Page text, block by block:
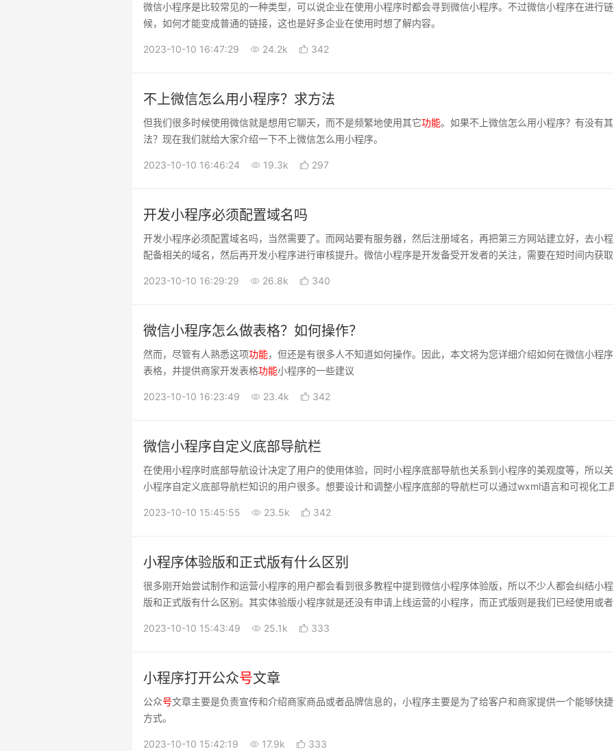
微信小程序是比较常见的一种类型，可以说企业在使用小程序时都会寻到微信小程序。不过微信小程序在进行
候，如何才能变成普通的链接，这也是好多企业在使用时想了解内容。
2023-10-10 16:47:29 24.2k 342
不上微信怎么用小程序？求方法
但我们很多时候使用微信就是想用它聊天，而不是频繁地使用其它功能。如果不上微信怎么用小程序？有没有
法？现在我们就给大家介绍一下不上微信怎么用小程序。
2023-10-10 16:46:24 19.3k 297
开发小程序必须配置域名吗
开发小程序必须配置域名吗，当然需要了。而网站要有服务器，然后注册域名，再把第三方网站建立好，去小
配备相关的域名，然后再开发小程序进行审核提升。微信小程序是开发备受开发者的关注，需要在短时间内获
2023-10-10 16:29:29
26.8k 340
微信小程序怎么做表格？如何操作？
然而，尽管有人熟悉这项功能，但还是有很多人不知道如何操作。因此，本文将为您详细介绍如何在微信小程
表格，并提供商家开发表格功能小程序的一些建议
2023-10-10 16:23:49 23.4k 342
微信小程序自定义底部导航栏
在使用小程序时底部导航设计决定了用户的使用体验，同时小程序底部导航也关系到小程序的美观度等，所以
小程序自定义底部导航栏知识的用户很多。想要设计和调整小程序底部的导航栏可以通过wxml语言和可视化工
2023-10-10 15:45:55
23.5k 342
小程序体验版和正式版有什么区别
很多刚开始尝试制作和运营小程序的用户都会看到很多教程中提到微信小程序体验版，所以不少人都会纠结小
版和正式版有什么区别。其实体验版小程序就是还没有申请上线运营的小程序，而正式版则是我们已经使用或
2023-10-10 15:43:49
25.1k 333
小程序打开公众号文章
公众号文章主要是负责宣传和介绍商家商品或者品牌信息的，小程序主要是为了给客户和商家提供一个能够快
方式。
2023-10-10 15:42:19 17.9k 333